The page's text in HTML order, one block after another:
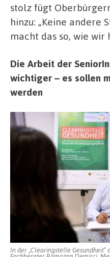
stolz fügt
hinzu: „Keine andere
macht das so, wie wir
Die Arbeit der
wichtiger – es sollen
werden
In der „Clearingstelle